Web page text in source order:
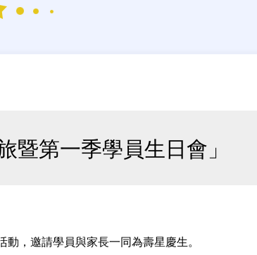
暨第一季學員生日會」
，邀請學員與家長一同為壽星慶生。